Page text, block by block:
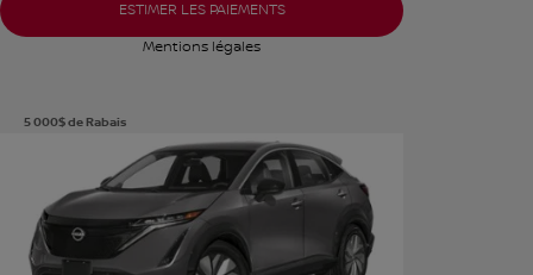
ESTIMER LES PAIEMENTS
Mentions légales
5 000$de Rabais
VOIR PLUS